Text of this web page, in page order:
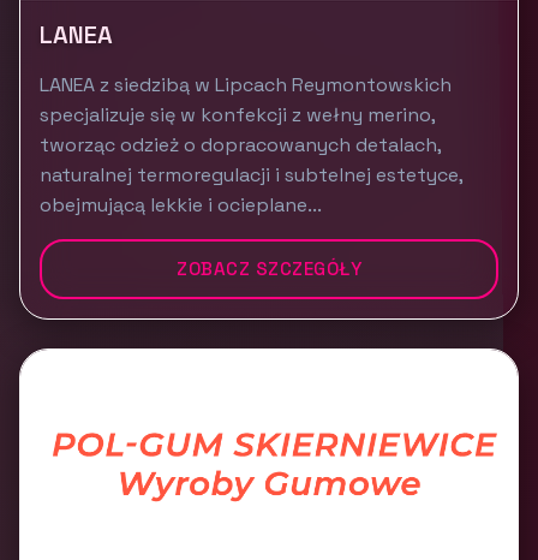
LANEA
LANEA z siedzibą w Lipcach Reymontowskich
specjalizuje się w konfekcji z wełny merino,
tworząc odzież o dopracowanych detalach,
naturalnej termoregulacji i subtelnej estetyce,
obejmującą lekkie i ocieplane...
ZOBACZ SZCZEGÓŁY